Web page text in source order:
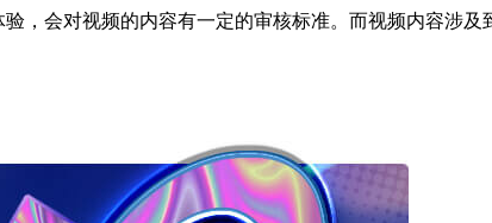
，会对视频的内容有一定的审核标准。而视频内容涉